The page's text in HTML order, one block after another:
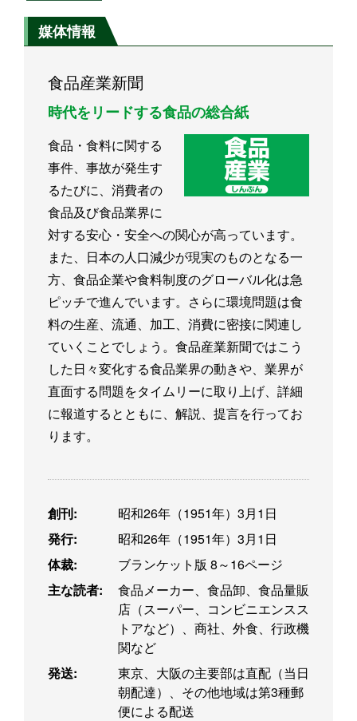
媒体情報
食品産業新聞
時代をリードする食品の総合紙
食品・食料に関する
事件、事故が発生す
るたびに、消費者の
食品及び食品業界に
対する安心・安全への関心が高っています。
また、日本の人口減少が現実のものとなる一
方、食品企業や食料制度のグローバル化は急
ピッチで進んでいます。さらに環境問題は食
料の生産、流通、加工、消費に密接に関連し
ていくことでしょう。食品産業新聞ではこう
した日々変化する食品業界の動きや、業界が
直面する問題をタイムリーに取り上げ、詳細
に報道するとともに、解説、提言を行ってお
ります。
創刊:
昭和26年（1951年）3月1日
発行:
昭和26年（1951年）3月1日
体裁:
ブランケット版 8～16ページ
主な読者:
食品メーカー、食品卸、食品量販
店（スーパー、コンビニエンスス
トアなど）、商社、外食、行政機
関など
発送:
東京、大阪の主要部は直配（当日
朝配達）、その他地域は第3種郵
便による配送